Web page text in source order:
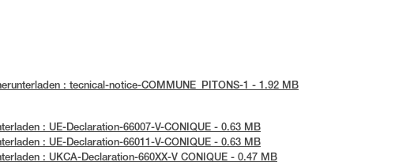
: tecnical-notice-COMMUNE_PITONS-1 - 1.92 MB
: UE-Declaration-66007-V-CONIQUE - 0.63 MB
: UE-Declaration-66011-V-CONIQUE - 0.63 MB
: UKCA-Declaration-660XX-V CONIQUE - 0.47 MB